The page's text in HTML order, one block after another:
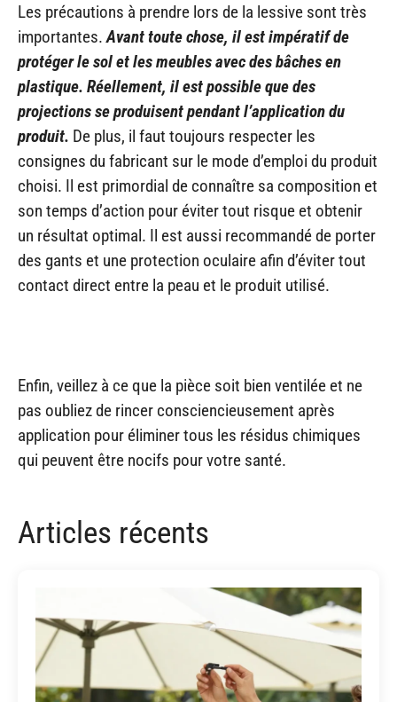
Les précautions à prendre lors de la lessive sont très
importantes.Avant toute chose, il est impératif de
protéger le sol et les meubles avec des bâches en
plastique. Réellement, il est possible que des
projections se produisent pendant l’application du
produit. De plus, il faut toujours respecter les
consignes du fabricant sur le mode d’emploi du produit
choisi. Il est primordial de connaître sa composition et
son temps d’action pour éviter tout risque et obtenir
un résultat optimal. Il est aussi recommandé de porter
des gants et une protection oculaire afin d’éviter tout
contact direct entre la peau et le produit utilisé.
Enfin, veillez à ce que la pièce soit bien ventilée et ne
pas oubliez de rincer consciencieusement après
application pour éliminer tous les résidus chimiques
qui peuvent être nocifs pour votre santé.
Articles récents